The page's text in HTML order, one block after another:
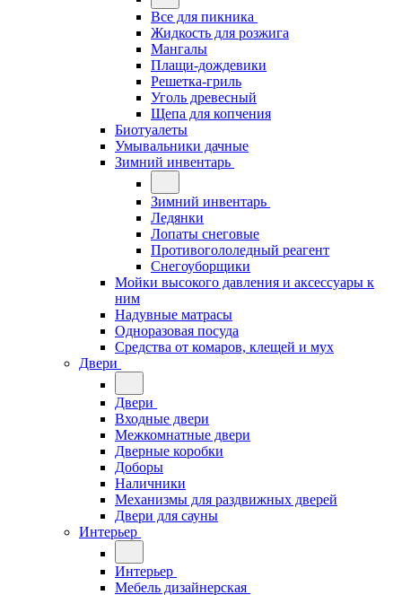
Все для пикника
Жидкость для розжига
Мангалы
Плащи-дождевики
Решетка-гриль
Уголь древесный
Щепа для копчения
Биотуалеты
Умывальники дачные
Зимний инвентарь
Зимний инвентарь
Ледянки
Лопаты снеговые
Противогололедный реагент
Снегоуборщики
Мойки высокого давления и аксессуары к
ним
Надувные матрасы
Одноразовая посуда
Средства от комаров, клещей и мух
Двери
Двери
Входные двери
Межкомнатные двери
Дверные коробки
Доборы
Наличники
Механизмы для раздвижных дверей
Двери для сауны
Интерьер
Интерьер
Мебель дизайнерская